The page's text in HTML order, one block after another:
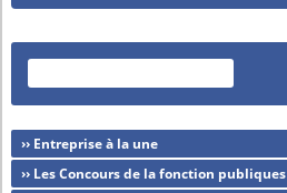
›› Entreprise à la une
›› Les Concours de la fonction publiques